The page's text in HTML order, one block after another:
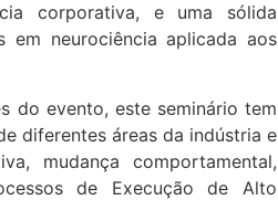
corporativa, e uma sólida
em neurociência aplicada aos
do evento, este seminário tem
diferentes áreas da indústria e
mudança comportamental,
de Execução de Alto